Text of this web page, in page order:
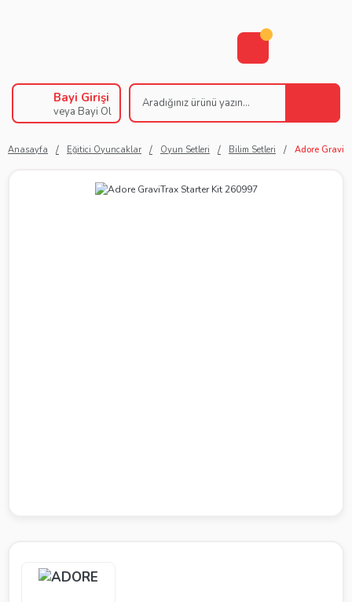
Bayi Girişi
veya Bayi Ol
Anasayfa Eğitici Oyuncaklar Oyun Setleri Bilim Setleri Adore